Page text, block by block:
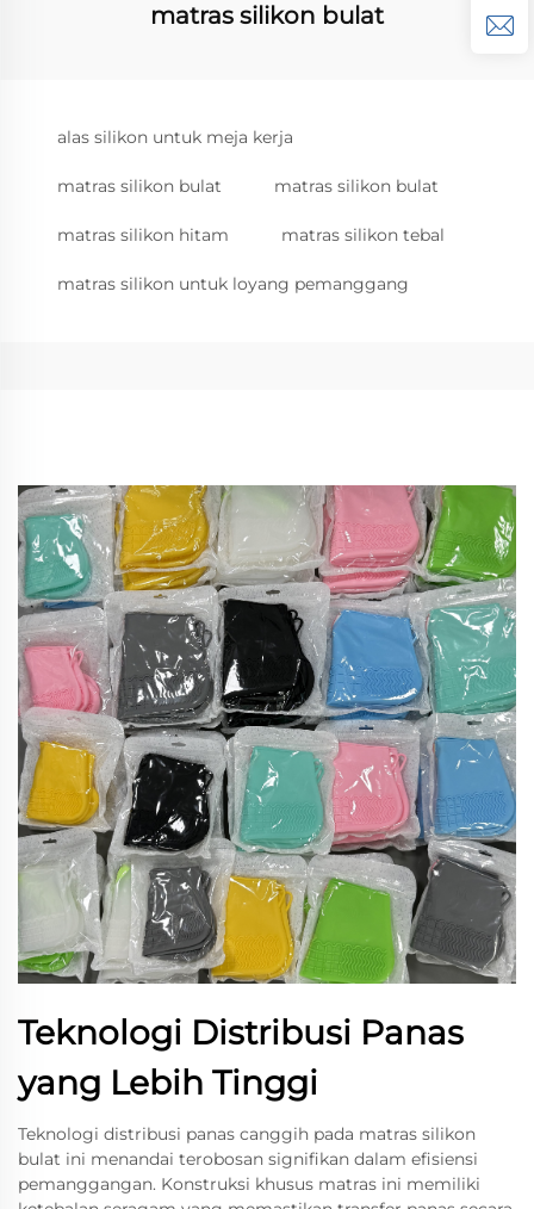
matras silikon bulat
alas silikon untuk meja kerja
matras silikon bulat matras silikon bulat
matras silikon hitam matras silikon tebal
matras silikon untuk loyang pemanggang
Teknologi Distribusi Panas
yang Lebih Tinggi
Teknologi distribusi panas canggih pada matras silikon
bulat ini menandai terobosan signifikan dalam efisiensi
pemanggangan. Konstruksi khusus matras ini memiliki